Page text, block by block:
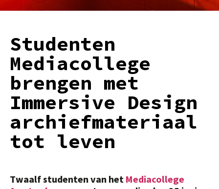
Studenten
Mediacollege
brengen met
Immersive Design
archiefmateriaal
tot leven
Twaalf studenten van hetMediacollege